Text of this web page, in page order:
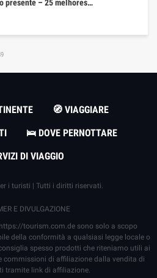
presente – 25 melhores…
🧭 VIAGGIARE
🛌 DOVE PERNOTTARE
DI VIAGGIO
i turisti | Tutti i diritti riservati.
E DIVULGAZIONE
https://tourism.com.desono solo a scopo
della conformità a qualsiasi legge locale o
spesso prodotti che riteniamo utili ai
commissioni di affiliazione dalla vendita di
tramite link di affiliazione.